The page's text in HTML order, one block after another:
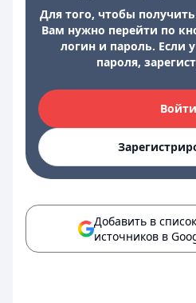
Для того, чтобы
Вам нужно перейти по
логин и пароль. Если
пароля,
Войти
Добавить в
источников в